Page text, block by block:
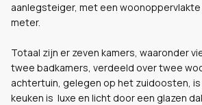
aanlegsteiger, met een woonoppervlakte
meter.
Totaal zijn er zeven kamers, waaronder
twee badkamers, verdeeld over twee
achtertuin, gelegen op het zuidoosten,
keuken is luxe en licht door een glazen